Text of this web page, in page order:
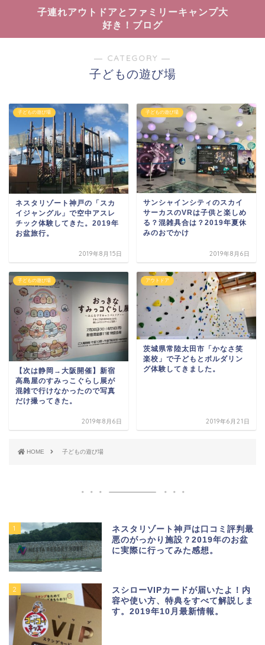
子連れアウトドアとファミリーキャンプ大
好き！ブログ
― CATEGORY ―
子どもの遊び場
子どもの遊び場
ネスタリゾート神戸の「スカ
イジャングル」で空中アスレ
チック体験してきた。2019年
お盆旅行。
2019年8月15日
子どもの遊び場
サンシャインシティのスカイ
サーカスのVRは子供と楽しめ
る？混雑具合は？2019年夏休
みのおでかけ
2019年8月6日
子どもの遊び場
【次は静岡→大阪開催】新宿
高島屋のすみっこぐらし展が
混雑で行けなかったので写真
だけ撮ってきた。
2019年8月6日
アウトドア
茨城県常陸太田市「かなさ笑
楽校」で子どもとボルダリン
グ体験してきました。
2019年6月21日
HOME 子どもの遊び場
1
ネスタリゾート神戸は口コミ評判最
悪のがっかり施設？2019年のお盆
に実際に行ってみた感想。
2
スシローVIPカードが届いたよ！内
容や使い方、特典をすべて解説しま
す。2019年10月最新情報。